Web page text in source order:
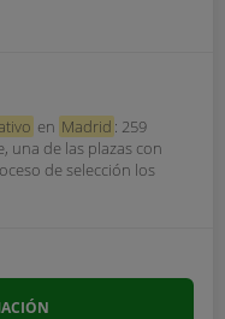
en Madrid : 259
una de las plazas con
de selección los